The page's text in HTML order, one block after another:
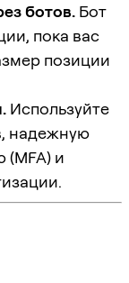
ботов. Бот
пока вас
позиции
Используйте
надежную
и